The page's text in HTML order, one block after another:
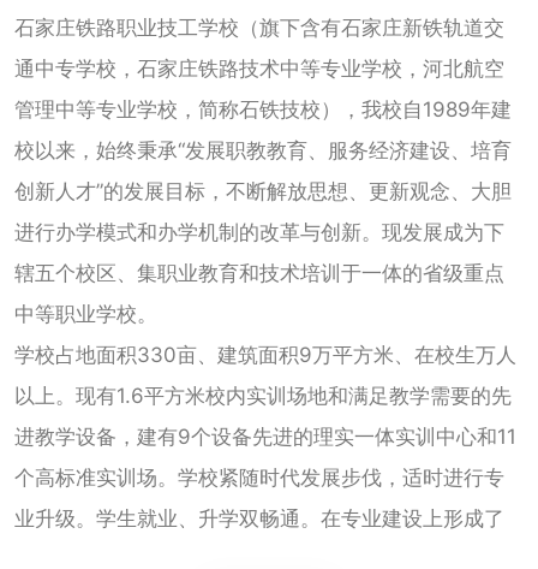
石家庄铁路职业技工学校（旗下含有石家庄新铁轨道交
通中专学校，石家庄铁路技术中等专业学校，河北航空
管理中等专业学校，简称石铁技校），我校自1989年建
校以来，始终秉承“发展职教教育、服务经济建设、培育
创新人才”的发展目标，不断解放思想、更新观念、大胆
进行办学模式和办学机制的改革与创新。现发展成为下
辖五个校区、集职业教育和技术培训于一体的省级重点
中等职业学校。
学校占地面积330亩、建筑面积9万平方米、在校生万人
以上。现有1.6平方米校内实训场地和满足教学需要的先
进教学设备，建有9个设备先进的理实一体实训中心和11
个高标准实训场。学校紧随时代发展步伐，适时进行专
业升级。学生就业、升学双畅通。在专业建设上形成了